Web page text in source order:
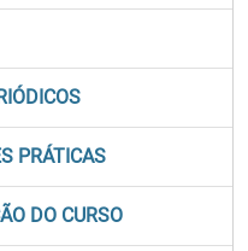
PRÁTICAS
DO CURSO